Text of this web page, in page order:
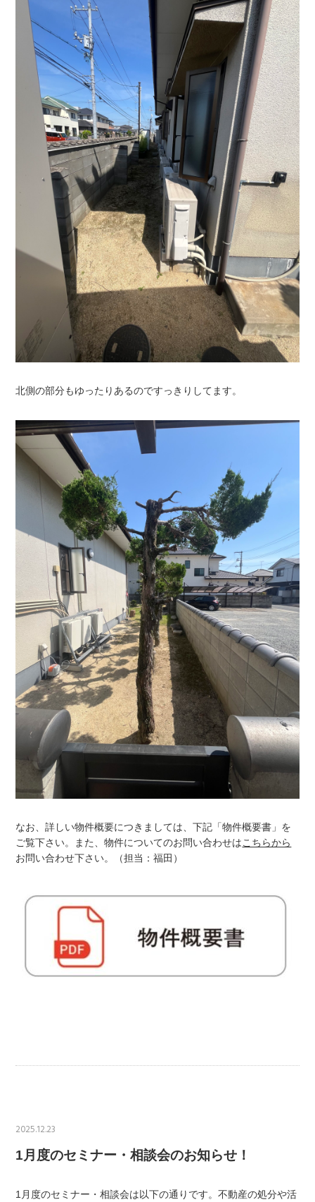
北側の部分もゆったりあるのですっきりしてます。
なお、詳しい物件概要につきましては、下記「物件概要書」を
ご覧下さい。また、物件についてのお問い合わせはこちらから
お問い合わせ下さい。（担当：福田）
2025.12.23
1月度のセミナー・相談会のお知らせ！
1月度のセミナー・相談会は以下の通りです。不動産の処分や活